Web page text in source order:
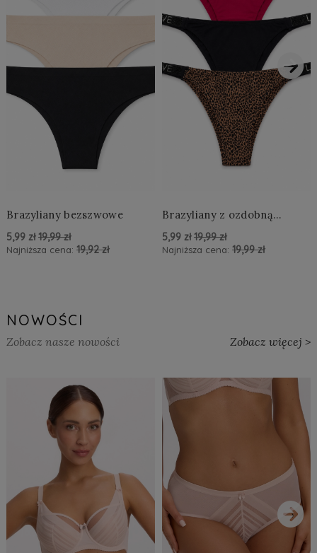
Brazyliany bezszwowe
5,99 zł 19,99 zł
Najniższa cena: 19,92 zł
Brazyliany z ozdobną
5,99 zł 19,99 zł
Najniższa cena: 19,99 zł
›
NOWOŚCI
Zobacz nasze nowości Zobacz więcej >
›